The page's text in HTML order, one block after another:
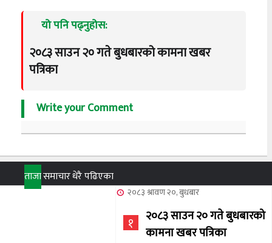
यो पनि पढ्नुहोस:
२०८३ साउन २० गते बुधबारको कामना खबर
पत्रिका
Write your Comment
ताजासमाचारधेरै पढिएका
२०८३ श्रावण २०, बुधबार
१
२०८३ साउन २० गते बुधबारको
कामना खबर पत्रिका